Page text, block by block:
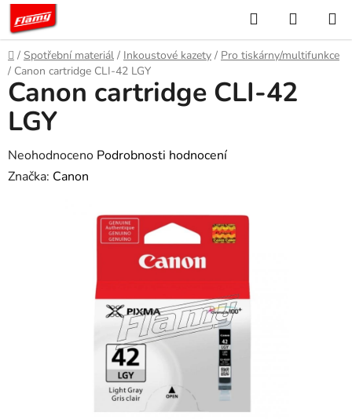
Přejít
obsah
Hledat
KOŠÍK
Domů
/ Spotřební materiál / Inkoustové kazety / Pro tiskárny/multifunkce
/ Canon cartridge CLI-42 LGY
Canon cartridge CLI-42
LGY
Průměrné
hodnocení
Neohodnoceno Podrobnosti hodnocení
Značka: Canon